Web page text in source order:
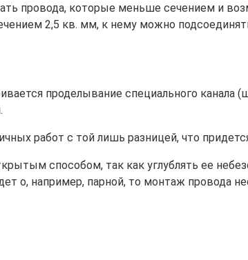
провода, которые меньше сечением и
2,5 кв. мм, к нему можно
проделывание специального канала
работ с той лишь разницей, что
способом, так как углублять ее
о, например, парной, то монтаж провода